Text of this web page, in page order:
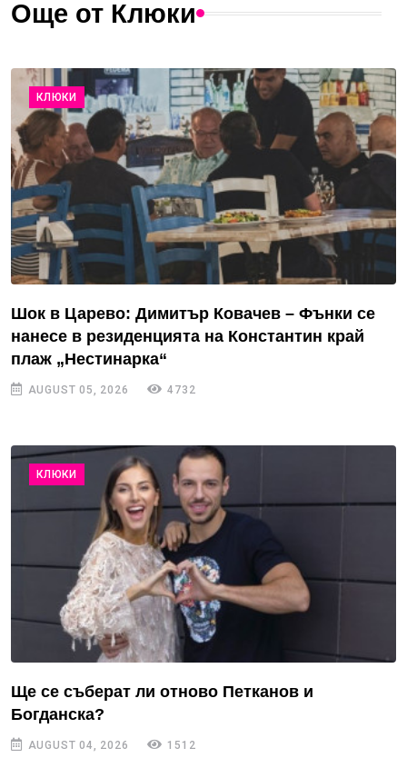
Още от Клюки
КЛЮКИ
Шок в Царево: Димитър Ковачев – Фънки се
нанесе в резиденцията на Константин край
плаж „Нестинарка“
AUGUST 05, 2026 4732
КЛЮКИ
Ще се съберат ли отново Петканов и
Богданска?
AUGUST 04, 2026 1512